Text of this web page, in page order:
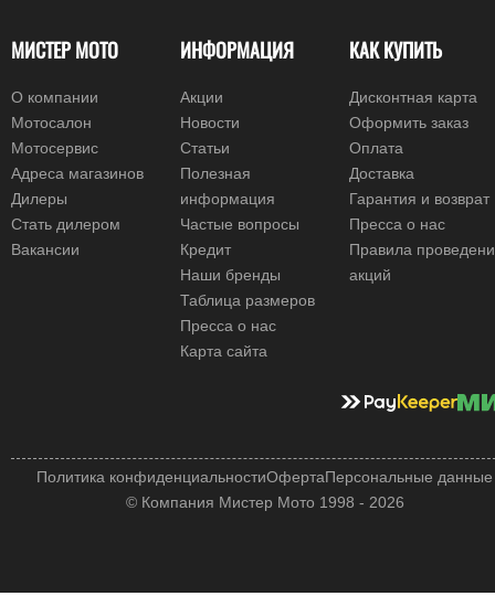
МИСТЕР МОТО
О компании
Мотосалон
Мотосервис
Адреса магазинов
Дилеры
Стать дилером
Вакансии
ИНФОРМАЦИЯ
Акции
Новости
Статьи
Полезная
информация
Частые вопросы
Кредит
Наши бренды
Таблица размеров
Пресса о нас
Карта сайта
КАК КУПИТЬ
Дисконтная карта
Оформить заказ
Оплата
Доставка
Гарантия и возврат
Пресса о нас
Правила
акций
© Компания Мистер Мото 1998 - 2026
Политика конфиденциальностиОфертаПерсональные данные